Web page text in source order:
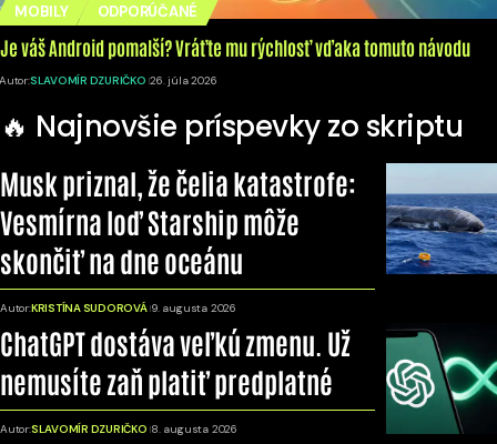
MOBILY ODPORÚČANÉ
Je váš Android pomalší? Vráťte mu rýchlosť vďaka tomuto návodu
Autor:SLAVOMÍR DZURIČKO 26. júla 2026
🔥 Najnovšie príspevky zo skriptu
Musk priznal, že čelia katastrofe:
Vesmírna loď Starship môže
skončiť na dne oceánu
Autor:KRISTÍNA SUDOROVÁ 9. augusta 2026
ChatGPT dostáva veľkú zmenu. Už
nemusíte zaň platiť predplatné
Autor:SLAVOMÍR DZURIČKO 8. augusta 2026